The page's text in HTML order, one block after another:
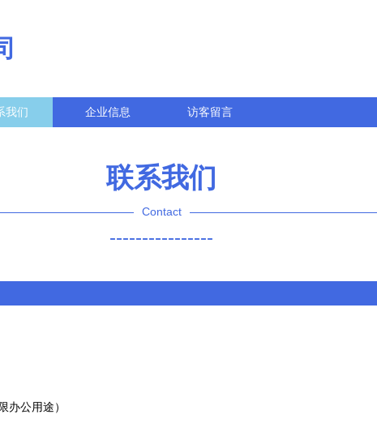
我们 企业信息 访客留言
联系我们
Contact
----------------
办公用途）